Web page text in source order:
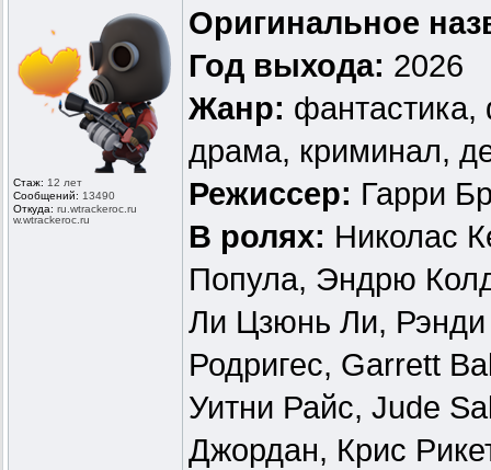
Стаж: 12 лет
Сообщений: 13490
Откуда: ru.wtrackeroc.ru
w.wtrackeroc .ru
Оригинальное
Год выхода: 2026
Жанр: фантастика,
драма, криминал,
Режиссер: Гарри
В ролях: Николас
Попула, Эндрю
Ли Цзюнь Ли,
Родригес, Garrett
Уитни Райс, Jude
Джордан, Крис